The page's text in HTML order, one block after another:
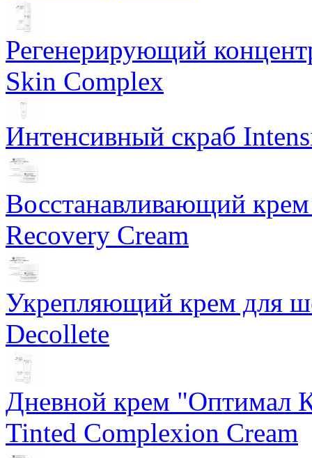
Регенерирующий
Skin Complex
Интенсивный скраб
Восстанавливающий
Recovery Cream
Укрепляющий крем для
Decollete
Дневной крем "Оптимал
Tinted Complexion Cream